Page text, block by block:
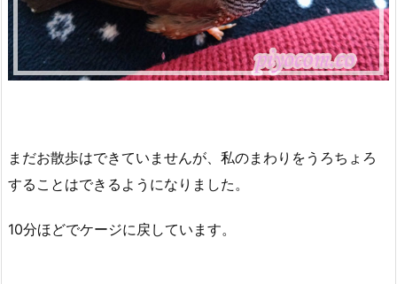
まだお散歩はできていませんが、私のまわりをうろちょろ
することはできるようになりました。
10分ほどでケージに戻しています。